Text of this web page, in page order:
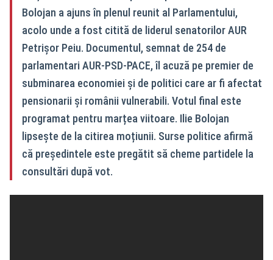
Bolojan a ajuns în plenul reunit al Parlamentului,
acolo unde a fost citită de liderul senatorilor AUR
Petrișor Peiu. Documentul, semnat de 254 de
parlamentari AUR‑PSD‑PACE, îl acuză pe premier de
subminarea economiei și de politici care ar fi afectat
pensionarii și românii vulnerabili. Votul final este
programat pentru marțea viitoare. Ilie Bolojan
lipsește de la citirea moțiunii. Surse politice afirmă
că președintele este pregătit să cheme partidele la
consultări după vot.